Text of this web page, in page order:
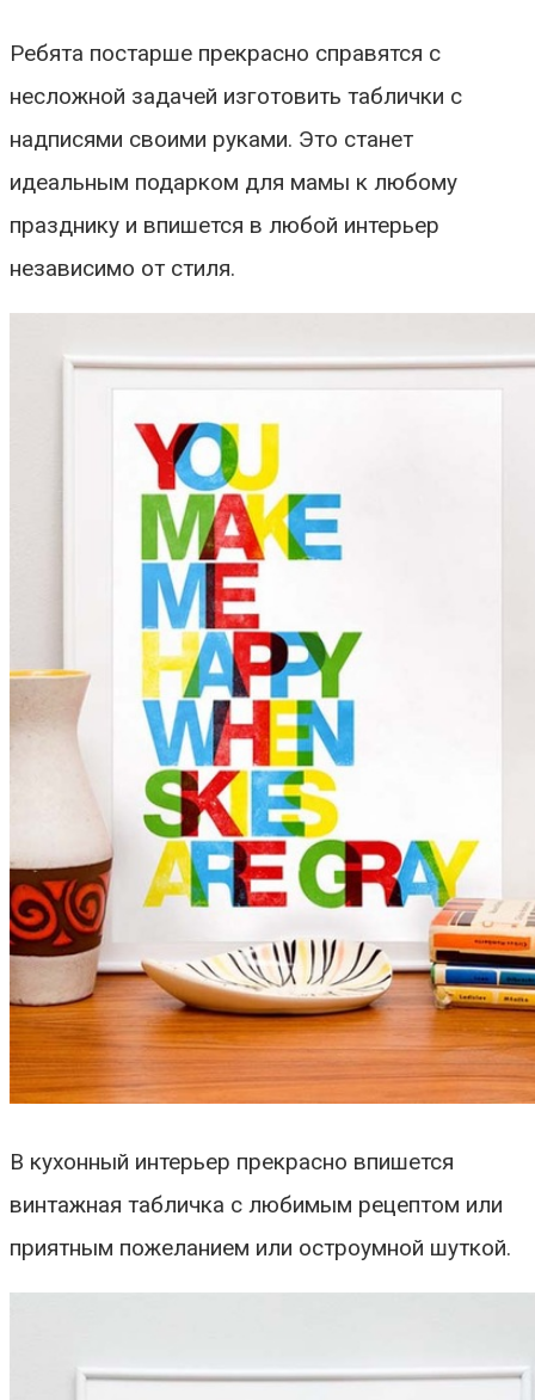
Ребята постарше прекрасно справятся с
несложной задачей изготовить таблички с
надписями своими руками. Это станет
идеальным подарком для мамы к любому
празднику и впишется в любой интерьер
независимо от стиля.
В кухонный интерьер прекрасно впишется
винтажная табличка с любимым рецептом или
приятным пожеланием или остроумной шуткой.